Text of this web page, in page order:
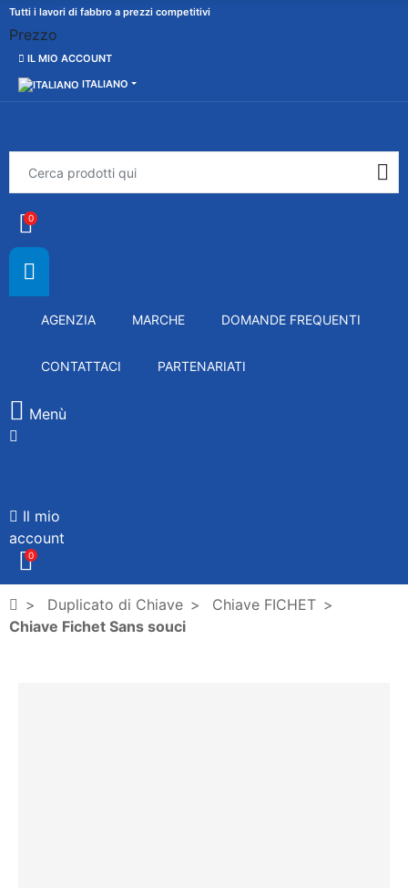
Tutti i lavori di fabbro a prezzi competitivi
Prezzo
IL MIO ACCOUNT
ITALIANO
0
AGENZIA MARCHE DOMANDE FREQUENTI
CONTATTACI PARTENARIATI
Menù
Il mio
account
0
Duplicato di Chiave
Chiave FICHET
Chiave Fichet Sans souci